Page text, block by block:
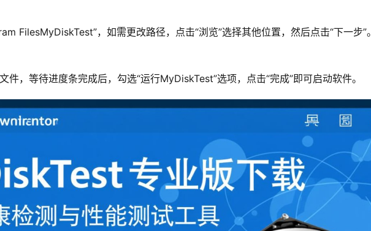
FilesMyDiskTest”，如需更改路径，点击“浏览”选择其他位置，然后点击“下一步”。
件，等待进度条完成后，勾选“运行MyDiskTest”选项，点击“完成”即可启动软件。